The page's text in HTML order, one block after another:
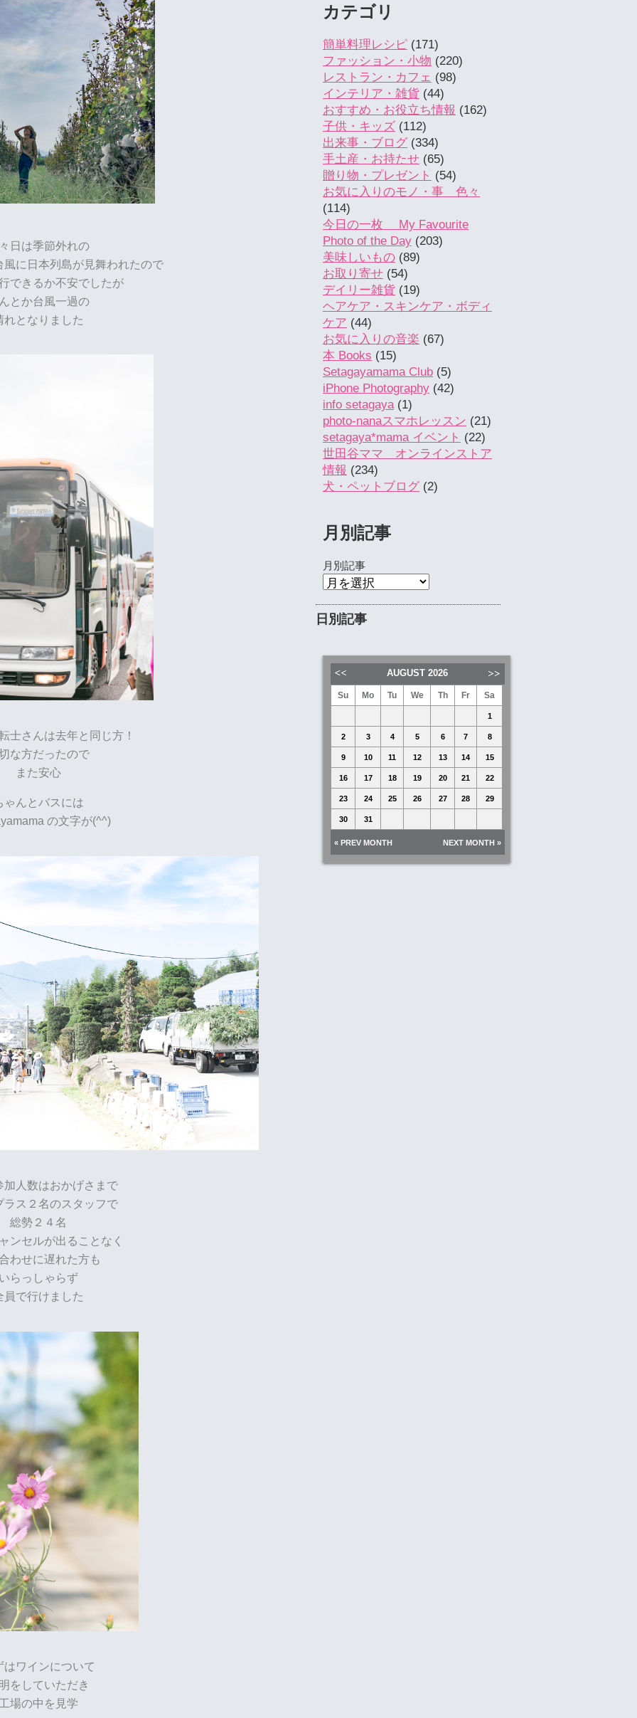
日は季節外れの
風に日本列島が見舞われたので
できるか不安でしたが
とか台風一過の
れとなりました
士さんは去年と同じ方！
な方だったので
また安心
ゃんとバスには
の文字が(^^)
加人数はおかげさまで
ラス２名のスタッフで
総勢２４名
ンセルが出ることなく
わせに遅れた方も
らっしゃらず
員で行けました
はワインについて
をしていただき
場の中を見学
カテゴリ
簡単料理レシピ (171)
ファッション・小物 (220)
レストラン・カフェ (98)
インテリア・雑貨 (44)
おすすめ・お役立ち情報 (162)
子供・キッズ (112)
出来事・ブログ (334)
手土産・お持たせ (65)
贈り物・プレゼント (54)
お気に入りのモノ・事 色々
(114)
今日の一枚 My Favourite
Photo of the Day (203)
美味しいもの (89)
お取り寄せ (54)
デイリー雑貨 (19)
ヘアケア・スキンケア・ボディ
ケア (44)
お気に入りの音楽 (67)
本 Books (15)
Setagayamama Club (5)
iPhone Photography (42)
info setagaya(1)
photo-nanaスマホレッスン (21)
setagaya*mama イベント (22)
世田谷ママ オンラインストア
情報 (234)
犬・ペットブログ (2)
月別記事
月別記事
日別記事
AUGUST 2026
Su Mo Tu We Th Fr Sa
1
2 3 4 5 6 7 8
9 10 11 12 13 14 15
16 17 18 19 20 21 22
23 24 25 26 27 28 29
30 31
« PREV MONTH NEXT MONTH »